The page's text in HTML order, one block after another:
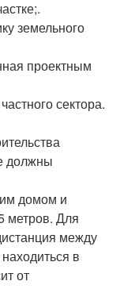
земельного
проектным
сектора.
должны
домом и
метров. Для
между
в
от